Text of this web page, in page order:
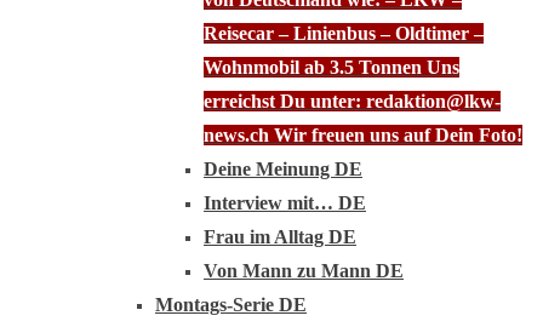
Reisecar – Linienbus – Oldtimer –
Wohnmobil ab 3.5 Tonnen Uns
erreichst Du unter: redaktion@lkw-
news.ch Wir freuen uns auf Dein Foto!
Deine Meinung DE
Interview mit… DE
Frau im Alltag DE
Von Mann zu Mann DE
Montags-Serie DE